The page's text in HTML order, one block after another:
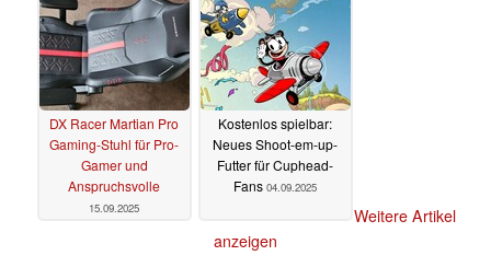
DX Racer Martian Pro
Gaming-Stuhl für Pro-
Gamer und
Anspruchsvolle
15.09.2025
Kostenlos spielbar:
Neues Shoot-em-up-
Futter für Cuphead-
Fans 04.09.2025
Weitere Artikel
anzeigen